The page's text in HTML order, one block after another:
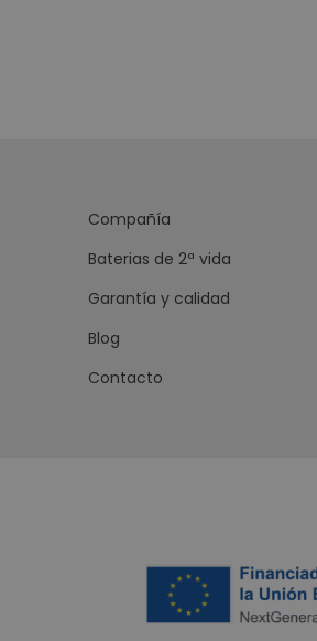
Compañía
Baterias de 2ª vida
Garantía y calidad
Blog
Contacto